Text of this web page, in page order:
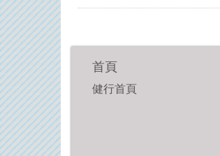
首頁
健行首頁